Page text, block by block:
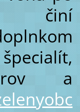
činí
a